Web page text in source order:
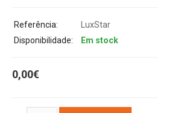
Referência:
LuxStar
Disponibilidade:
Em stock
0,00€